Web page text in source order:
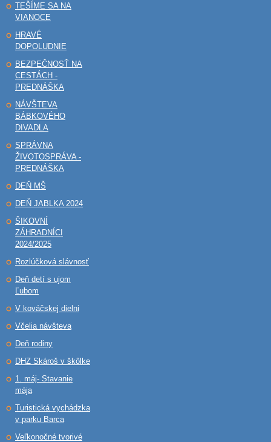
TEŠÍME SA NA
VIANOCE
HRAVÉ
DOPOLUDNIE
BEZPEČNOSŤ NA
CESTÁCH -
PREDNÁŠKA
NÁVŠTEVA
BÁBKOVÉHO
DIVADLA
SPRÁVNA
ŽIVOTOSPRÁVA -
PREDNÁŠKA
DEŇ MŠ
DEŇ JABLKA 2024
ŠIKOVNÍ
ZÁHRADNÍCI
2024/2025
Rozlúčková slávnosť
Deň detí s ujom
Ľubom
V kováčskej dielni
Včelia návšteva
Deň rodiny
DHZ Skároš v škôlke
1. máj- Stavanie
mája
Turistická vychádzka
v parku Barca
Veľkonočné tvorivé